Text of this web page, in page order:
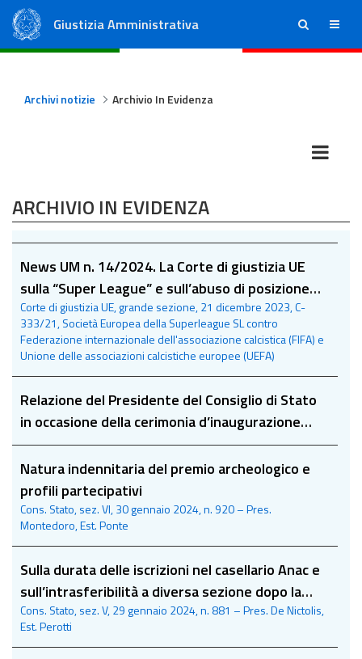
Giustizia Amministrativa ricerca menu
Archivi notizie Archivio In Evidenza
ARCHIVIO IN EVIDENZA
News UM n. 14/2024. La Corte di giustizia UE
sulla “Super League” e sull’abuso di posizione
dominante in tema di organizzazione di
competizioni calcistiche tra club
Corte di giustizia UE, grande sezione, 21 dicembre 2023, C-
333/21, Società Europea della Superleague SL contro
Federazione internazionale dell'associazione calcistica (FIFA) e
Unione delle associazioni calcistiche europee (UEFA)
Relazione del Presidente del Consiglio di Stato
in occasione della cerimonia d’inaugurazione
dell’anno giudiziario 2024
Natura indennitaria del premio archeologico e
profili partecipativi
Cons. Stato, sez. VI, 30 gennaio 2024, n. 920 – Pres.
Montedoro, Est. Ponte
Sulla durata delle iscrizioni nel casellario Anac e
sull’intrasferibilità a diversa sezione dopo la
scadenza di una iscrizione obbligatoria
Cons. Stato, sez. V, 29 gennaio 2024, n. 881 – Pres. De Nictolis,
Est. Perotti